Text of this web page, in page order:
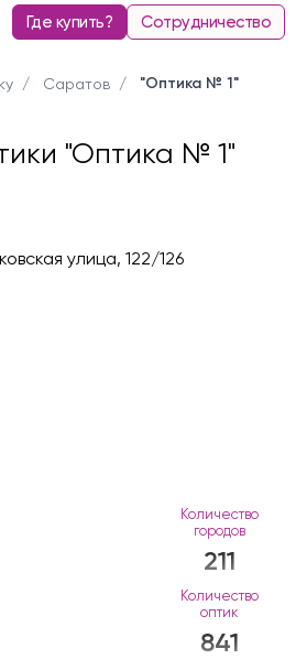
Где купить? Сотрудничество
Саратов "Оптика № 1"
"Оптика № 1"
улица, 122/126
Количество
городов
211
Количество
оптик
841